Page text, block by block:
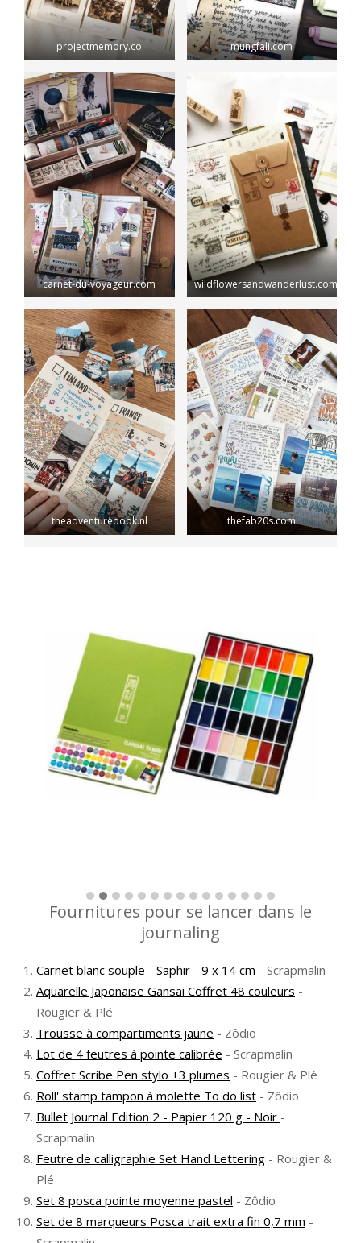
projectmemory.co mungfali.com
carnet-du-voyageur.com wildflowersandwanderlust.com
theadventurebook.nl thefab20s.com
Fournitures pour se lancer dans le
journaling
Carnet blanc souple - Saphir - 9 x 14 cm - Scrapmalin
Aquarelle Japonaise Gansai Coffret 48 couleurs -
Rougier & Plé
Trousse à compartiments jaune - Zôdio
Lot de 4 feutres à pointe calibrée - Scrapmalin
Coffret Scribe Pen stylo +3 plumes - Rougier & Plé
Roll' stamp tampon à molette To do list - Zôdio
Bullet Journal Edition 2 - Papier 120 g - Noir -
Scrapmalin
Feutre de calligraphie Set Hand Lettering - Rougier &
Plé
Set 8 posca pointe moyenne pastel - Zôdio
Set de 8 marqueurs Posca trait extra fin 0,7 mm -